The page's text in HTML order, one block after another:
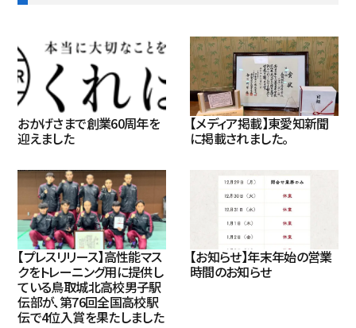
おかげさまで創業60周年を
迎えました
【メディア掲載】東愛知新聞
に掲載されました。
【プレスリリース】高性能マス
クをトレーニング用に提供し
ている鳥取城北高校男子駅
伝部が、第76回全国高校駅
伝で4位入賞を果たしました
【お知らせ】年末年始の営業
時間のお知らせ